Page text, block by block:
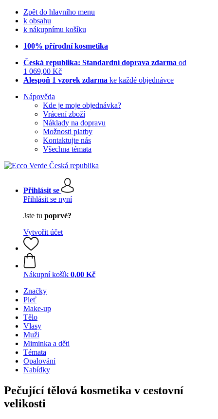
Zpět do hlavního menu
k obsahu
k nákupnímu košíku
100% přírodní kosmetika
Česká republika: Standardní doprava zdarma od
1 069,00 Kč
Alespoň 1 vzorek zdarma ke každé objednávce
Nápověda
Kde je moje objednávka?
Vrácení zboží
Náklady na dopravu
Možnosti platby
Kontaktujte nás
Všechna témata
Přihlásit se
Přihlásit se nyní
Jste tu poprvé?
Vytvořit účet
Nákupní košík 0,00 Kč
Značky
Pleť
Make-up
Tělo
Vlasy
Muži
Miminka a děti
Témata
Opalování
Nabídky
Pečující tělová kosmetika v cestovní
velikosti